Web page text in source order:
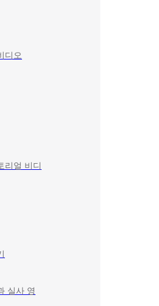
디오
리얼 비디
실사 영